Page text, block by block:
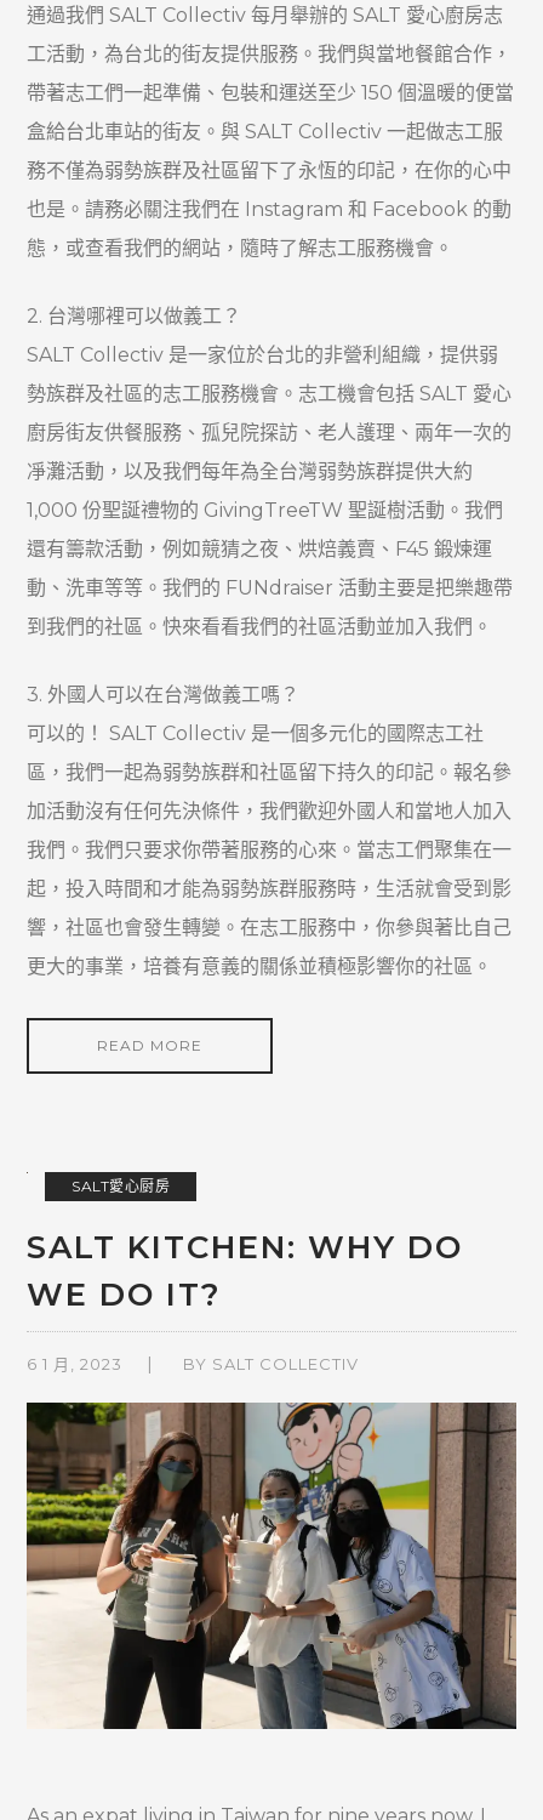
通過我們 SALT Collectiv 每月舉辦的 SALT 愛心廚房志
工活動，為台北的街友提供服務。我們與當地餐館合作，
帶著志工們一起準備、包裝和運送至少 150 個溫暖的便當
盒給台北車站的街友。與 SALT Collectiv 一起做志工服
務不僅為弱勢族群及社區留下了永恆的印記，在你的心中
也是。請務必關注我們在 Instagram 和 Facebook 的動
態，或查看我們的網站，隨時了解志工服務機會。
2. 台灣哪裡可以做義工？
SALT Collectiv 是一家位於台北的非營利組織，提供弱
勢族群及社區的志工服務機會。志工機會包括 SALT 愛心
廚房街友供餐服務、孤兒院探訪、老人護理、兩年一次的
凈灘活動，以及我們每年為全台灣弱勢族群提供大約
1,000 份聖誕禮物的 GivingTreeTW 聖誕樹活動。我們
還有籌款活動，例如競猜之夜、烘焙義賣、F45 鍛煉運
動、洗車等等。我們的 FUNdraiser 活動主要是把樂趣帶
到我們的社區。快來看看我們的社區活動並加入我們。
3. 外國人可以在台灣做義工嗎？
可以的！ SALT Collectiv 是一個多元化的國際志工社
區，我們一起為弱勢族群和社區留下持久的印記。報名參
加活動沒有任何先決條件，我們歡迎外國人和當地人加入
我們。我們只要求你帶著服務的心來。當志工們聚集在一
起，投入時間和才能為弱勢族群服務時，生活就會受到影
響，社區也會發生轉變。在志工服務中，你參與著比自己
更大的事業，培養有意義的關係並積極影響你的社區。
READ MORE
SALT愛心厨房
SALT KITCHEN: WHY DO
WE DO IT?
6 1 月, 2023 BY SALT COLLECTIV